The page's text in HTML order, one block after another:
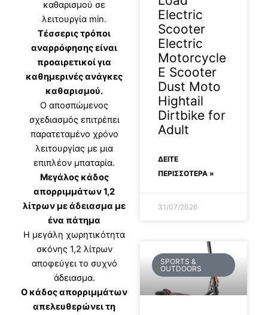
καθαρισμού σε
λειτουργία min.
Τέσσερις τρόποι
αναρρόφησης είναι
προαιρετικοί για
καθημερινές ανάγκες
καθαρισμού.
Ο αποσπώμενος
σχεδιασμός επιτρέπει
παρατεταμένο χρόνο
λειτουργίας με μια
επιπλέον μπαταρία.
Μεγάλος κάδος
απορριμμάτων 1,2
λίτρων με άδειασμα με
ένα πάτημα
Η μεγάλη χωρητικότητα
σκόνης 1,2 λίτρων
αποφεύγει το συχνό
άδειασμα.
Ο κάδος απορριμμάτων
απελευθερώνει τη
Electric
Scooter
Electric
Motorcycle
E Scooter
Dust Moto
Hightail
Dirtbike for
Adult
ΔΕΊΤΕ
ΠΕΡΙΣΣΟΤΕΡΑ »
31/07/2026
SPORTS &
OUTDOORS